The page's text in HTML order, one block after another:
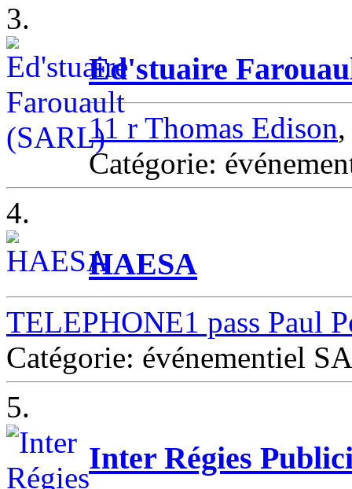
3.
Ed'stuaire
11 r Thomas Edison
Catégorie:
4.
HAESA
TELEPHONE1 pass Paul
Catégorie: événementiel
5.
Inter Régies